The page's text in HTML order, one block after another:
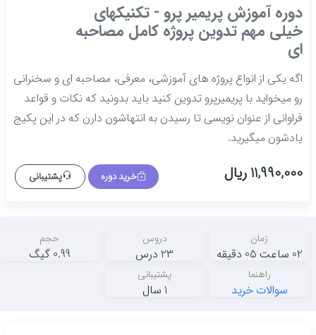
دوره آموزش پریمیر پرو - تکنیکهای
خیلی مهم تدوین پروژه کامل مصاحبه
ای
اگه یکی از انواع پروژه های آموزشی، معرفی، مصاحبه ای و سخنرانی
رو میخواید با پریمیرپرو تدوین کنید باید بدونید که نکات و قواعد
فراوانی از عنوان نویسی تا رسیدن به انتهاشون دارن که در این پکیج
یادشون میگیرید.
11,990,000 ریال خرید دوره پشتیبانی
زمان
02 ساعت 05 دقیقه
دروس
23 درس
حجم
0.99 گیگ
راهنما
سوالات خرید
پشتیبانی
1 سال